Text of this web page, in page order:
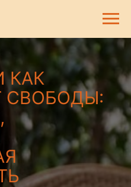
КАК
СВОБОДЫ: